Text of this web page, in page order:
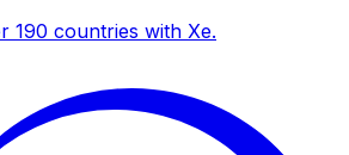
190 countries with Xe.